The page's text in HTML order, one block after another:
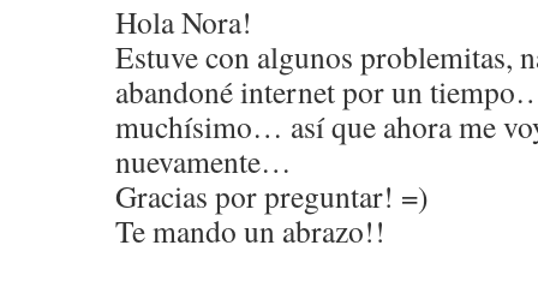
Hola Nora!
Estuve con algunos problemitas,
abandoné internet por un
muchísimo… así que ahora me
nuevamente…
Gracias por preguntar! =)
Te mando un abrazo!!